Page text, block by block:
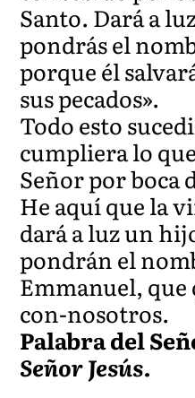
Santo. Dará a
pondrás el
porque él
sus pecados».
Todo esto
cumpliera lo
Señor por boca
He aquí que la
dará a luz un
pondrán el
Emmanuel,
con-nosotros.
Palabra del
Señor Jesús.